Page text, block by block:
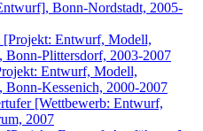
Bonn-Nordstadt, 2005-
[Projekt: Entwurf, Modell,
Plittersdorf, 2003-2007
Entwurf, Modell,
Kessenich, 2000-2007
[Wettbewerb: Entwurf,
2007